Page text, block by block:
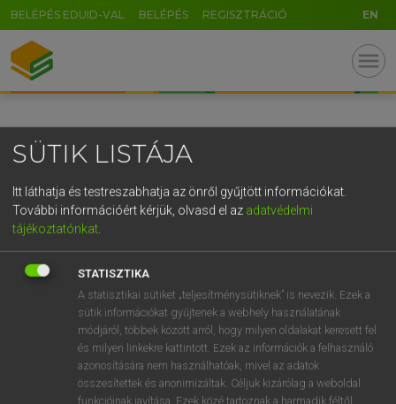
BELÉPÉS EDUID-VAL BELÉPÉS REGISZTRÁCIÓ EN
menu
SÜTIK LISTÁJA
Itt láthatja és testreszabhatja az önről gyűjtött információkat.
További információért kérjük, olvasd el az adatvédelmi
tájékoztatónkat
STATISZTIKA
A statisztikai sütiket „teljesítménysütiknek” is nevezik. Ezek a
sütik információkat gyűjtenek a webhely használatának
módjáról, többek között arról, hogy milyen oldalakat keresett fel
és milyen linkekre kattintott. Ezek az információk a felhasználó
azonosítására nem használhatóak, mivel az adatok
összesítettek és anonimizáltak. Céljuk kizárólag a weboldal
funkcióinak javítása. Ezek közé tartoznak a harmadik féltől
GR
5
g h k l
v b n m , . - AltGr